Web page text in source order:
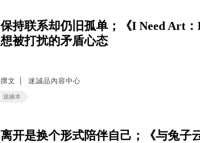
保持联系却仍旧孤单；《I Need Art
想被打扰的矛盾心态
撰文 迷誠品內容中心
迷繪本
离开是换个形式陪伴自己；《与兔子